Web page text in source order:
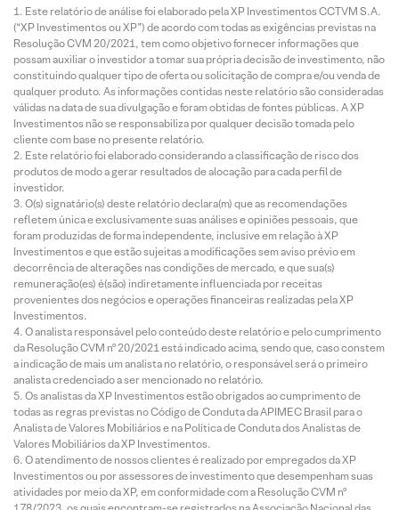
Este relatório de análise foi elaborado pela XP Investimentos CCTVM S.A.
(“XP Investimentos ou XP”) de acordo com todas as exigências previstas na
Resolução CVM 20/2021, tem como objetivo fornecer informações que
possam auxiliar o investidor a tomar sua própria decisão de investimento, não
constituindo qualquer tipo de oferta ou solicitação de compra e/ou venda de
qualquer produto. As informações contidas neste relatório são consideradas
válidas na data de sua divulgação e foram obtidas de fontes públicas. A XP
Investimentos não se responsabiliza por qualquer decisão tomada pelo
cliente com base no presente relatório.
Este relatório foi elaborado considerando a classificação de risco dos
produtos de modo a gerar resultados de alocação para cada perfil de
investidor.
O(s) signatário(s) deste relatório declara(m) que as recomendações
refletem única e exclusivamente suas análises e opiniões pessoais, que
foram produzidas de forma independente, inclusive em relação à XP
Investimentos e que estão sujeitas a modificações sem aviso prévio em
decorrência de alterações nas condições de mercado, e que sua(s)
remuneração(es) é(são) indiretamente influenciada por receitas
provenientes dos negócios e operações financeiras realizadas pela XP
Investimentos.
O analista responsável pelo conteúdo deste relatório e pelo cumprimento
da Resolução CVM nº 20/2021 está indicado acima, sendo que, caso constem
a indicação de mais um analista no relatório, o responsável será o primeiro
analista credenciado a ser mencionado no relatório.
Os analistas da XP Investimentos estão obrigados ao cumprimento de
todas as regras previstas no Código de Conduta da APIMEC Brasil para o
Analista de Valores Mobiliários e na Política de Conduta dos Analistas de
Valores Mobiliários da XP Investimentos.
O atendimento de nossos clientes é realizado por empregados da XP
Investimentos ou por assessores de investimento que desempenham suas
atividades por meio da XP, em conformidade com a Resolução CVM nº